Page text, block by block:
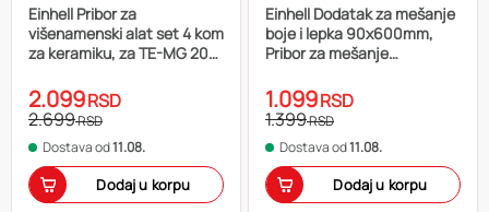
Einhell Pribor za
višenamenski alat set 4 kom
za keramiku, za TE-MG 200,
2.099RSD
2.699RSD
Dostava od11.08.
Dodaj u korpu
Einhell Dodatak za mešanje
boje i lepka 90x600mm,
Pribor za mešanje
1.099RSD
1.399RSD
Dostava od11.08.
Dodaj u korpu